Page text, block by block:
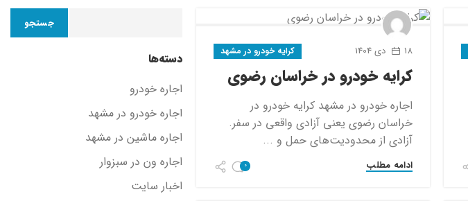
18 دی 1404 کرایه خودرو در مشهد
کرایه خودرو در خراسان رضوی
اجاره خودرو در مشهد کرایه خودرو در
خراسان رضوی یعنی آزادی واقعی در سفر.
آزادی از محدودیت‌های حمل و ...
ادامه مطلب 0
جستجو
دسته‌ها
اجاره خودرو
اجاره خودرو در مشهد
اجاره ماشین در مشهد
اجاره ون در سبزوار
اخبار سایت